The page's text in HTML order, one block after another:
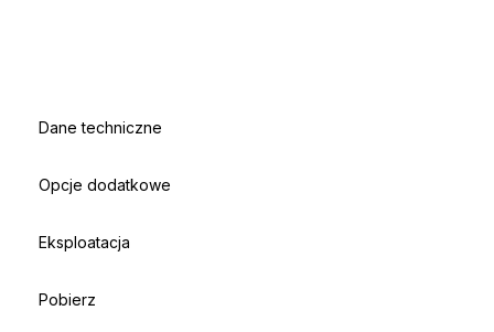
Dane techniczne
Opcje dodatkowe
Eksploatacja
Pobierz